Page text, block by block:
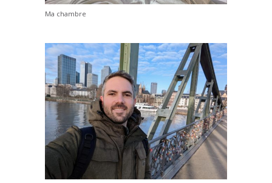
Ma chambre